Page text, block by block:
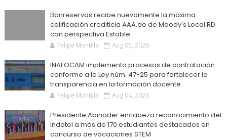
Banreservas recibe nuevamente la máxima
calificación crediticia AAA.do de Moody's Local RD
con perspectiva Estable
Felipe Montilla Aug 05, 2026
INAFOCAM implementa procesos de contratación
conforme a la Ley núm. 47-25 para fortalecer la
transparencia en la formación docente
Felipe Montilla Aug 04, 2026
Presidente Abinader encabeza reconocimiento del
Indotel a más de 170 estudiantes destacados en
concurso de vocaciones STEM